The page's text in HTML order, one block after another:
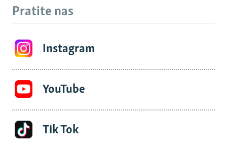
Pratite nas
Instagram
YouTube
Tik Tok